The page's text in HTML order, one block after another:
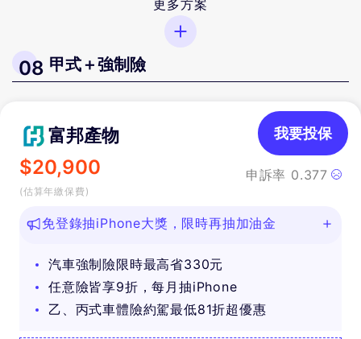
更多方案
08 甲式＋強制險
富邦產物
$20,900
(估算年繳保費)
申訴率 0.377
我要投保
免登錄抽iPhone大獎，限時再抽加油金
汽車強制險限時最高省330元
任意險皆享9折，每月抽iPhone
乙、丙式車體險約駕最低81折超優惠